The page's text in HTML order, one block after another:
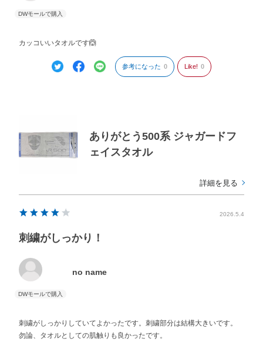
カッコいいタオルです🙆
参考になった 0 Like! 0
ありがとう500系 ジャガードフ
ェイスタオル
詳細を見る
2026.5.4
刺繍がしっかり！
no name
刺繍がしっかりしていてよかったです。刺繍部分は結構大きいです。
勿論、タオルとしての肌触りも良かったです。